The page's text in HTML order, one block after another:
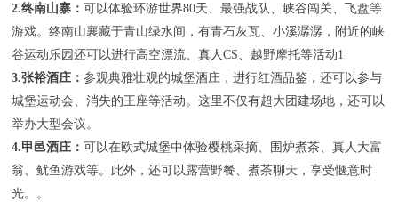
2.终南山寨：可以体验环游世界80天、最强战队、峡谷闯关、飞盘等
游戏。终南山襄藏于青山绿水间，有青石灰瓦、小溪潺潺，附近的峡
谷运动乐园还可以进行高空漂流、真人CS、越野摩托等活动1
3.张裕酒庄：参观典雅壮观的城堡酒庄，进行红酒品鉴，还可以参与
城堡运动会、消失的王座等活动。这里不仅有超大团建场地，还可以
举办大型会议。
4.甲邑酒庄：可以在欧式城堡中体验樱桃采摘、围炉煮茶、真人大富
翁、鱿鱼游戏等。此外，还可以露营野餐、煮茶聊天，享受惬意时
光。。